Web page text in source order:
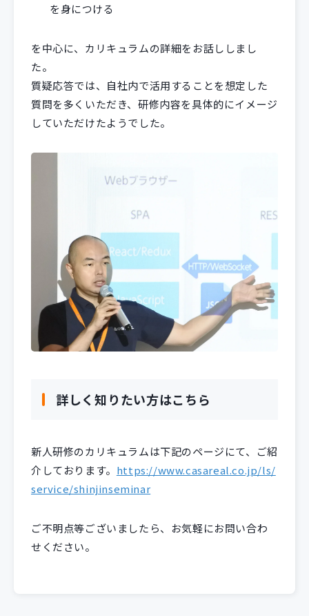
を身につける
を中心に、カリキュラムの詳細をお話ししまし
た。
質疑応答では、自社内で活用することを想定した
質問を多くいただき、研修内容を具体的にイメージ
していただけたようでした。
詳しく知りたい方はこちら
新人研修のカリキュラムは下記のページにて、ご紹
介しております。 https://www.casareal.co.jp/ls/
service/shinjinseminar
ご不明点等ございましたら、お気軽にお問い合わ
せください。